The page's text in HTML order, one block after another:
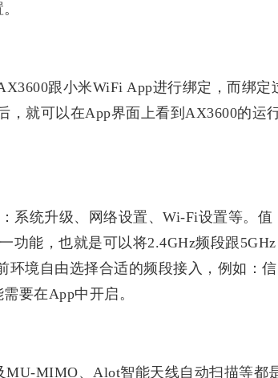
跟小米WiFi App进行绑定，而绑定
，就可以在App界面上看到AX3600的运
系统升级、网络设置、Wi-Fi设置等。值
功能，也就是可以将2.4GHz频段跟5GHz
环境自由选择合适的频段接入，例如：信
要在App中开启。
MU-MIMO、Alot智能天线自动扫描等都